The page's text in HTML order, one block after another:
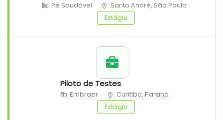
Pé Saudável Santo André, São Paulo
Estágio
Piloto de Testes
Embraer Curitiba, Paraná
Estágio